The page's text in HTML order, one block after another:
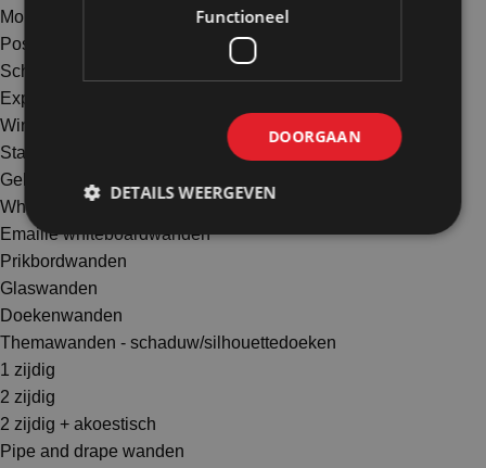
Mobiele wanden
Posterborden
Scheidingswanden
Expositiewanden
Winkelwanden en pop-up store
Standbouwwanden
Geluidswerende wanden
Whiteboardwanden
Emaille whiteboardwanden
Prikbordwanden
Glaswanden
Doekenwanden
Themawanden - schaduw/silhouettedoeken
1 zijdig
2 zijdig
2 zijdig + akoestisch
Pipe and drape wanden
Functioneel
DOORGAAN
DETAILS WEERGEVEN